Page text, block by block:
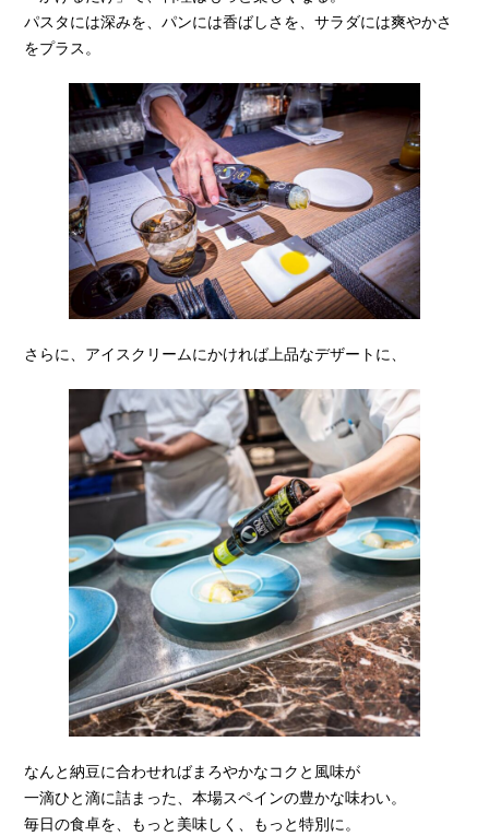
パスタには深みを、パンには香ばしさを、サラダには爽やかさ
をプラス。
さらに、アイスクリームにかければ上品なデザートに、
なんと納豆に合わせればまろやかなコクと風味が
一滴ひと滴に詰まった、本場スペインの豊かな味わい。
毎日の食卓を、もっと美味しく、もっと特別に。